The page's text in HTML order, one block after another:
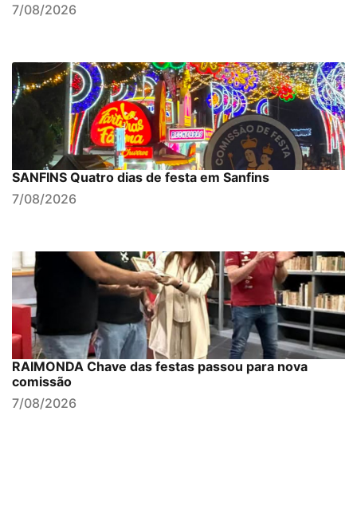
7/08/2026
SANFINS Quatro dias de festa em Sanfins
7/08/2026
RAIMONDA Chave das festas passou para nova
comissão
7/08/2026